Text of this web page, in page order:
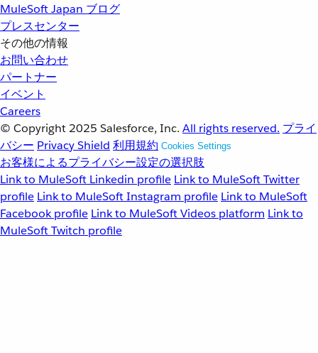
MuleSoft Japan ブログ
プレスセンター
その他の情報
お問い合わせ
パートナー
イベント
Careers
© Copyright 2025 Salesforce, Inc. All rights reserved. プライ
バシー Privacy Shield 利用規約 Cookies Settings
お客様によるプライバシー設定の選択肢
Link to MuleSoft Linkedin profile Link to MuleSoft Twitter
profile Link to MuleSoft Instagram profile Link to MuleSoft
Facebook profile Link to MuleSoft Videos platform Link to
MuleSoft Twitch profile